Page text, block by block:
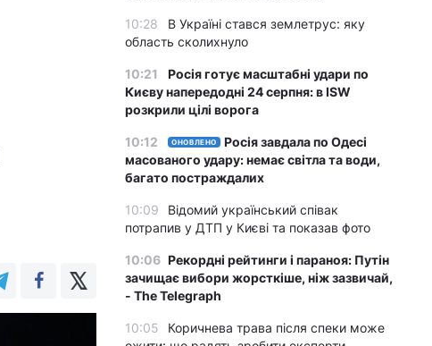
10:28
В Україні стався землетрус: яку
область сколихнуло
10:21
Росія готує масштабні удари по
Києву напередодні 24 серпня: в ISW
розкрили цілі ворога
10:12 ОНОВЛЕНО
Росія завдала по Одесі
масованого удару: немає світла та води,
багато постраждалих
10:09
Відомий український співак
потрапив у ДТП у Києві та показав фото
10:06 Рекордні рейтинги і параноя: Путін
зачищає вибори жорсткіше, ніж зазвичай,
- The Telegraph
10:05
Коричнева трава після спеки може